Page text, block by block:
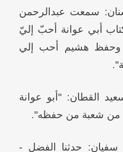
سمعت عبدالرحمن
أبي عوانة أحبّ إليّ
هشيم أحب إلي
القطان: "أبو عوانة
من شعبة من حفظه".
حدثنا الفضل -